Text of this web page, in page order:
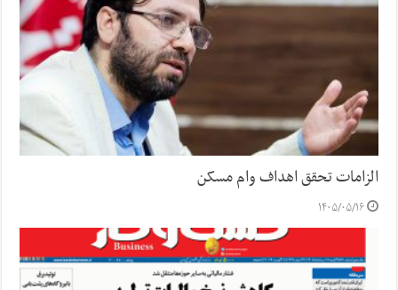
الزامات تحقق اهداف وام مسکن
۱۴۰۵/۰۵/۱۶